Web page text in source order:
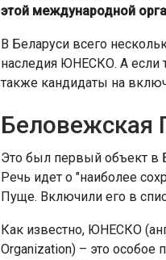
этой международной
В Беларуси всего
наследия ЮНЕСКО. А если
также кандидаты на
Беловежская
Это был первый объект в
Речь идет о "наиболее
Пуще. Включили его в
Как известно, ЮНЕСКО
Organization) – это особое